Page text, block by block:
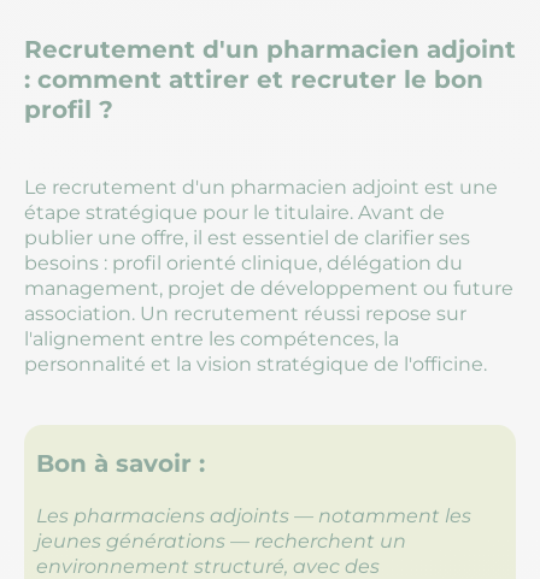
Recrutement d'un pharmacien adjoint
: comment attirer et recruter le bon
profil ?
Le recrutement d'un pharmacien adjoint est une
étape stratégique pour le titulaire. Avant de
publier une offre, il est essentiel de clarifier ses
besoins : profil orienté clinique, délégation du
management, projet de développement ou future
association. Un recrutement réussi repose sur
l'alignement entre les compétences, la
personnalité et la vision stratégique de l'officine.
Bon à savoir :
Les pharmaciens adjoints — notamment les
jeunes générations — recherchent un
environnement structuré, avec des